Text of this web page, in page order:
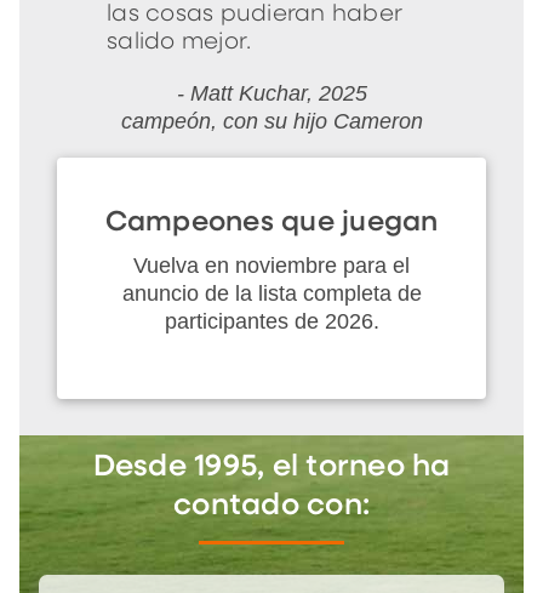
las cosas pudieran haber
salido mejor.
- Matt Kuchar, 2025
campeón, con su hijo Cameron
Campeones que juegan
Vuelva en noviembre para el
anuncio de la lista completa de
participantes de 2026.
Desde 1995, el torneo ha
contado con: